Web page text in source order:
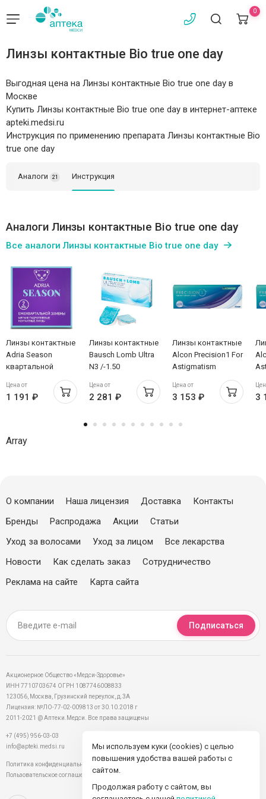
0
Линзы контактные Bio true one day
Выгодная цена на Линзы контактные Bio true one day в
Москве
Купить Линзы контактные Bio true one day в интернет-аптеке
apteki.medsi.ru
Инструкция по применению препарата Линзы контактные Bio
true one day
Аналоги 21 Инструкция
Аналоги Линзы контактные Bio true one day
Все аналоги Линзы контактные Bio true one day
Линзы контактные
Adria Season
квартальной
замены 8,6/14,0
/-4,50/ N2
Цена от
1 191 ₽
Линзы контактные
Bausch Lomb Ultra
N3 /-1.50
Цена от
2 281 ₽
Линзы контактные
Alcon Precision1 For
Astigmatism
/-1,25/180/ 8,5/14,5
/-5,00/ N30
Цена от
3 153 ₽
/-
/-
3
Array
О компании Наша лицензия Доставка
Контакты
Бренды
Распродажа Акции
Статьи
Уход за волосами
Уход за лицом
Все лекарства
Новости
Как сделать заказ
Сотрудничество
Реклама на сайте
Карта сайта
Подписаться
Акционерное Общество «Медси-Здоровье»
ИНН 7710703674 ОГРН 1087746008833
123056, Москва, Грузинский переулок, д.3А
Лицензия: №ЛО-77-02-009813 от 30.10.2018 г
2011-2021 @ Аптеки.Медси. Все права защищены
+7 (495) 956-03-03
info@apteki.medsi.ru
Политика конфиденциальности
Пользовательское соглашение
Мы используем куки (cookies) с целью
повышения удобства вашей работы с
сайтом.
Продолжая работу с сайтом, вы